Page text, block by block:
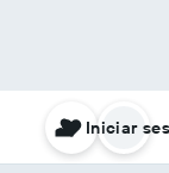
Iniciar